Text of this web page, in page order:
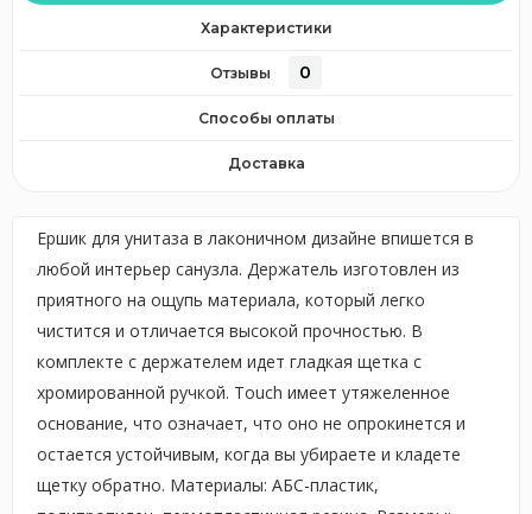
Характеристики
Отзывы 0
Способы оплаты
Доставка
Ершик для унитаза в лаконичном дизайне впишется в
любой интерьер санузла. Держатель изготовлен из
приятного на ощупь материала, который легко
чистится и отличается высокой прочностью. В
комплекте с держателем идет гладкая щетка с
хромированной ручкой. Touch имеет утяжеленное
основание, что означает, что оно не опрокинется и
остается устойчивым, когда вы убираете и кладете
щетку обратно. Материалы: АБС-пластик,